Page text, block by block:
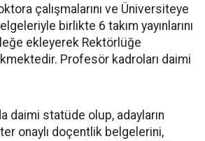
çalışmalarını ve Üniversiteye
birlikte 6 takım yayınlarını
ekleyerek Rektörlüğe
Profesör kadroları daimi
daimi statüde olup, adayların
onaylı doçentlik belgelerini,